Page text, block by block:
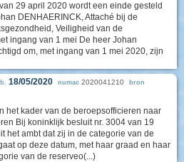
29 april 2020 wordt een einde gesteld
DENHAERINCK, Attaché bij de
Veiligheid van de
ingang van 1 mei De heer Johan
om, met ingang van 1 mei 2020, zijn
18/05/2020 numac 2020041210 bron
het kader van de beroepsofficieren naar
Bij koninklijk besluit nr. 3004 van 19
het ambt dat zij in de categorie van de
op deze datum, met haar graad en haar
van de reserveo(...)